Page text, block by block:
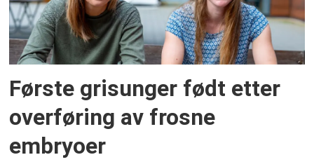
Første grisunger født etter
overføring av frosne
embryoer